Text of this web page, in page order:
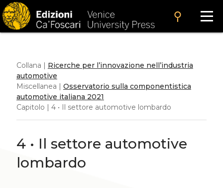
search
Collana | Ricerche per l’innovazione nell’industria
automotive
Miscellanea | Osservatorio sulla componentistica
automotive italiana 2021
Capitolo | 4 • Il settore automotive lombardo
4 • Il settore automotive
lombardo